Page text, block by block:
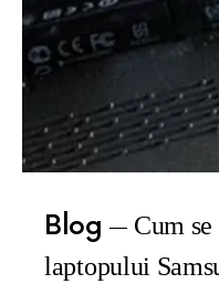
Blog
Cum
laptopului